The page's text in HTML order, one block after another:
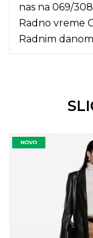
nas na 069/
Radno vreme
Radnim